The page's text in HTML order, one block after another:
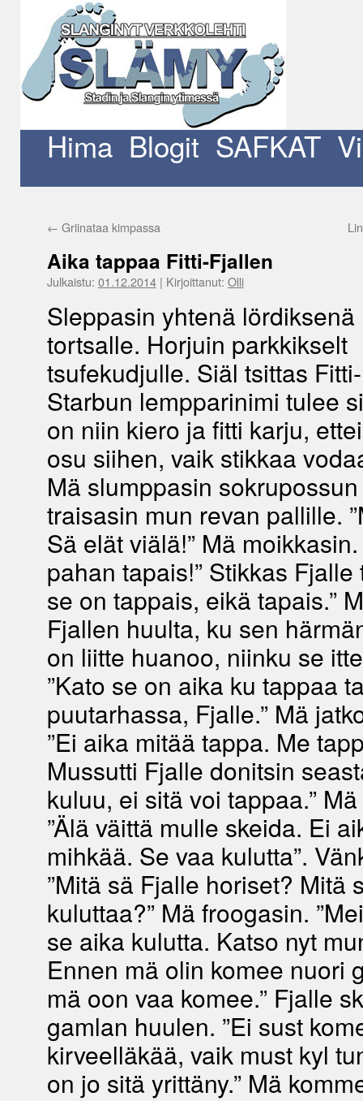
Hima Blogit SAFKAT
← Griinataa kimpassa
Aika tappaa Fitti-Fjallen
Julkaistu: 01.12.2014| Kirjoittanut: Olli
Sleppasin yhtenä
tortsalle. Horjuin parkkikselt
tsufekudjulle. Siäl tsittas
Starbun lempparinimi tulee
on niin kiero ja fitti karju,
osu siihen, vaik stikkaa
Mä slumppasin
traisasin mun revan pallille.
Sä elät viälä!” Mä
pahan tapais!” Stikkas Fjalle
se on tappais, eikä tapais.”
Fjallen huulta, ku sen
on liitte huanoo, niinku se
”Kato se on aika ku tappaa
puutarhassa, Fjalle.” Mä
”Ei aika mitää tappa. Me
Mussutti Fjalle donitsin
kuluu, ei sitä voi tappaa.”
”Älä väittä mulle skeida. Ei
mihkää. Se vaa kulutta”.
”Mitä sä Fjalle horiset? Mitä
kuluttaa?” Mä froogasin.
se aika kulutta. Katso nyt
Ennen mä olin komee nuori
mä oon vaa komee.” Fjalle
gamlan huulen. ”Ei sust
kirveelläkää, vaik must kyl
on jo sitä yrittäny.” Mä